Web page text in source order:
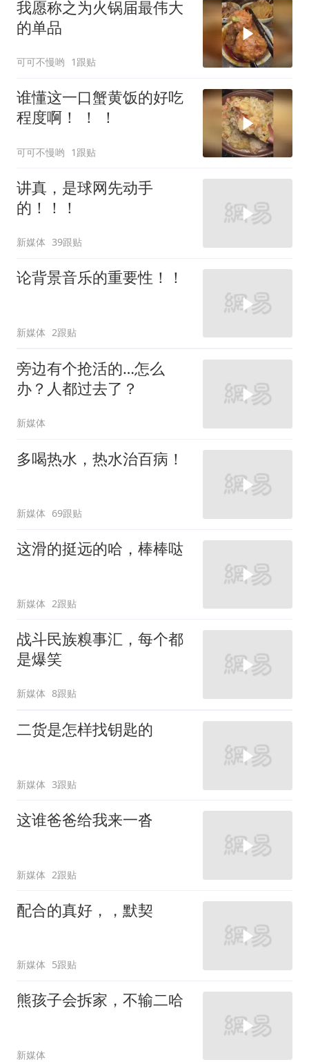
我愿称之为火锅届最伟大
的单品
可可不慢哟 1跟贴
谁懂这一口蟹黄饭的好吃
程度啊！ ！ ！
可可不慢哟 1跟贴
讲真，是球网先动手
的！！！
新媒体 39跟贴
论背景音乐的重要性！！
新媒体 2跟贴
旁边有个抢活的…怎么
办？人都过去了？
新媒体
多喝热水，热水治百病！
新媒体 69跟贴
这滑的挺远的哈，棒棒哒
新媒体 2跟贴
战斗民族糗事汇，每个都
是爆笑
新媒体 8跟贴
二货是怎样找钥匙的
新媒体 3跟贴
这谁爸爸给我来一沓
新媒体 2跟贴
配合的真好，，默契
新媒体 5跟贴
熊孩子会拆家，不输二哈
新媒体